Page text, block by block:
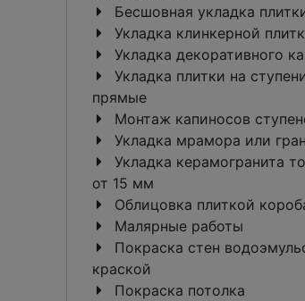
Бесшовная укладка
Укладка клинкерной
Укладка декоративного
Укладка плитки на
прямые
Монтаж капиносов
Укладка мрамора или
Укладка керамогранита
от 15 мм
Облицовка плиткой
Малярные работы
Покраска стен
краской
Покраска потолка